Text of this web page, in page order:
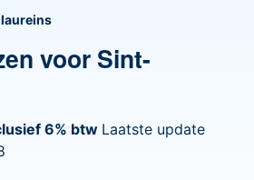
voor Sint-
6% btw Laatste update